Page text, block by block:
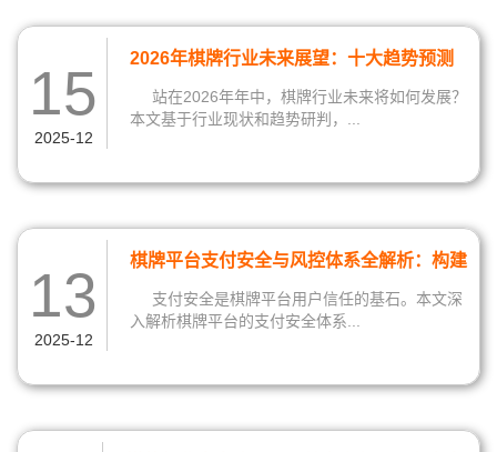
15
2025-12
2026年棋牌行业未来展望：十大趋势预测
与行业发展方向
站在2026年年中，棋牌行业未来将如何发展？
本文基于行业现状和趋势研判，...
13
2025-12
棋牌平台支付安全与风控体系全解析：构建
用户信任的技术基石
支付安全是棋牌平台用户信任的基石。本文深
入解析棋牌平台的支付安全体系...